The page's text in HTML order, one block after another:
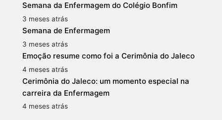
Semana da Enfermagem do Colégio Bonfim
3 meses atrás
Semana de Enfermagem
3 meses atrás
Emoção resume como foi a Cerimônia do Jaleco
4 meses atrás
Cerimônia do Jaleco: um momento especial na
carreira da Enfermagem
4 meses atrás